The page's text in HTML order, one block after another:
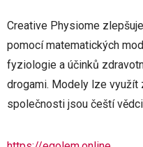
Creative Physiome
pomocí matematických
fyziologie a účinků
drogami. Modely lze využít
společnosti jsou čeští